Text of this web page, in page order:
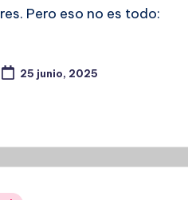
Pero eso no es todo:
25 junio, 2025